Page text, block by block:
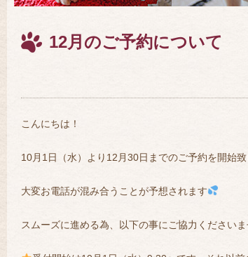
12月のご予約について
こんにちは！
10月1日（水）より12月30日までのご予約を開始
大変お電話が混み合うことが予想されます
スムーズに進める為、以下の事にご協力ください